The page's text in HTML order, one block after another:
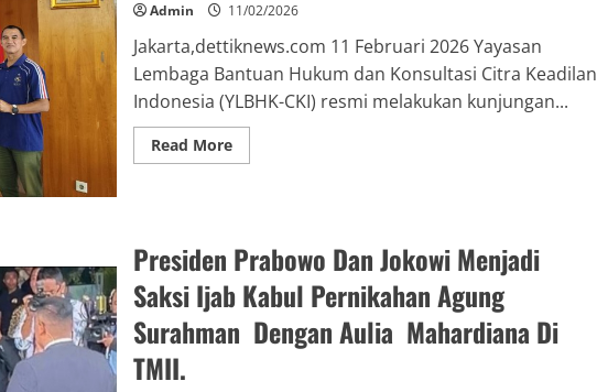
Admin 11/02/2026
Jakarta,dettiknews.com 11 Februari 2026 Yayasan
Lembaga Bantuan Hukum dan Konsultasi Citra Keadilan
Indonesia (YLBHK-CKI) resmi melakukan kunjungan...
Read More
Presiden Prabowo Dan Jokowi Menjadi
Saksi Ijab Kabul Pernikahan Agung
Surahman Dengan Aulia Mahardiana Di
TMII.